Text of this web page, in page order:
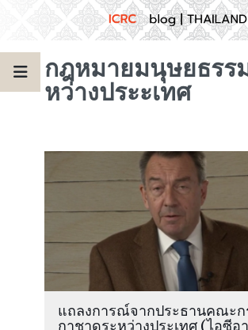
กฎหมายมนุษยธรร
หว่างประะเทศ
แถลงการณ์จากประธานคณะก
กาชาดระหว่างประเทศ (ไอซีอ